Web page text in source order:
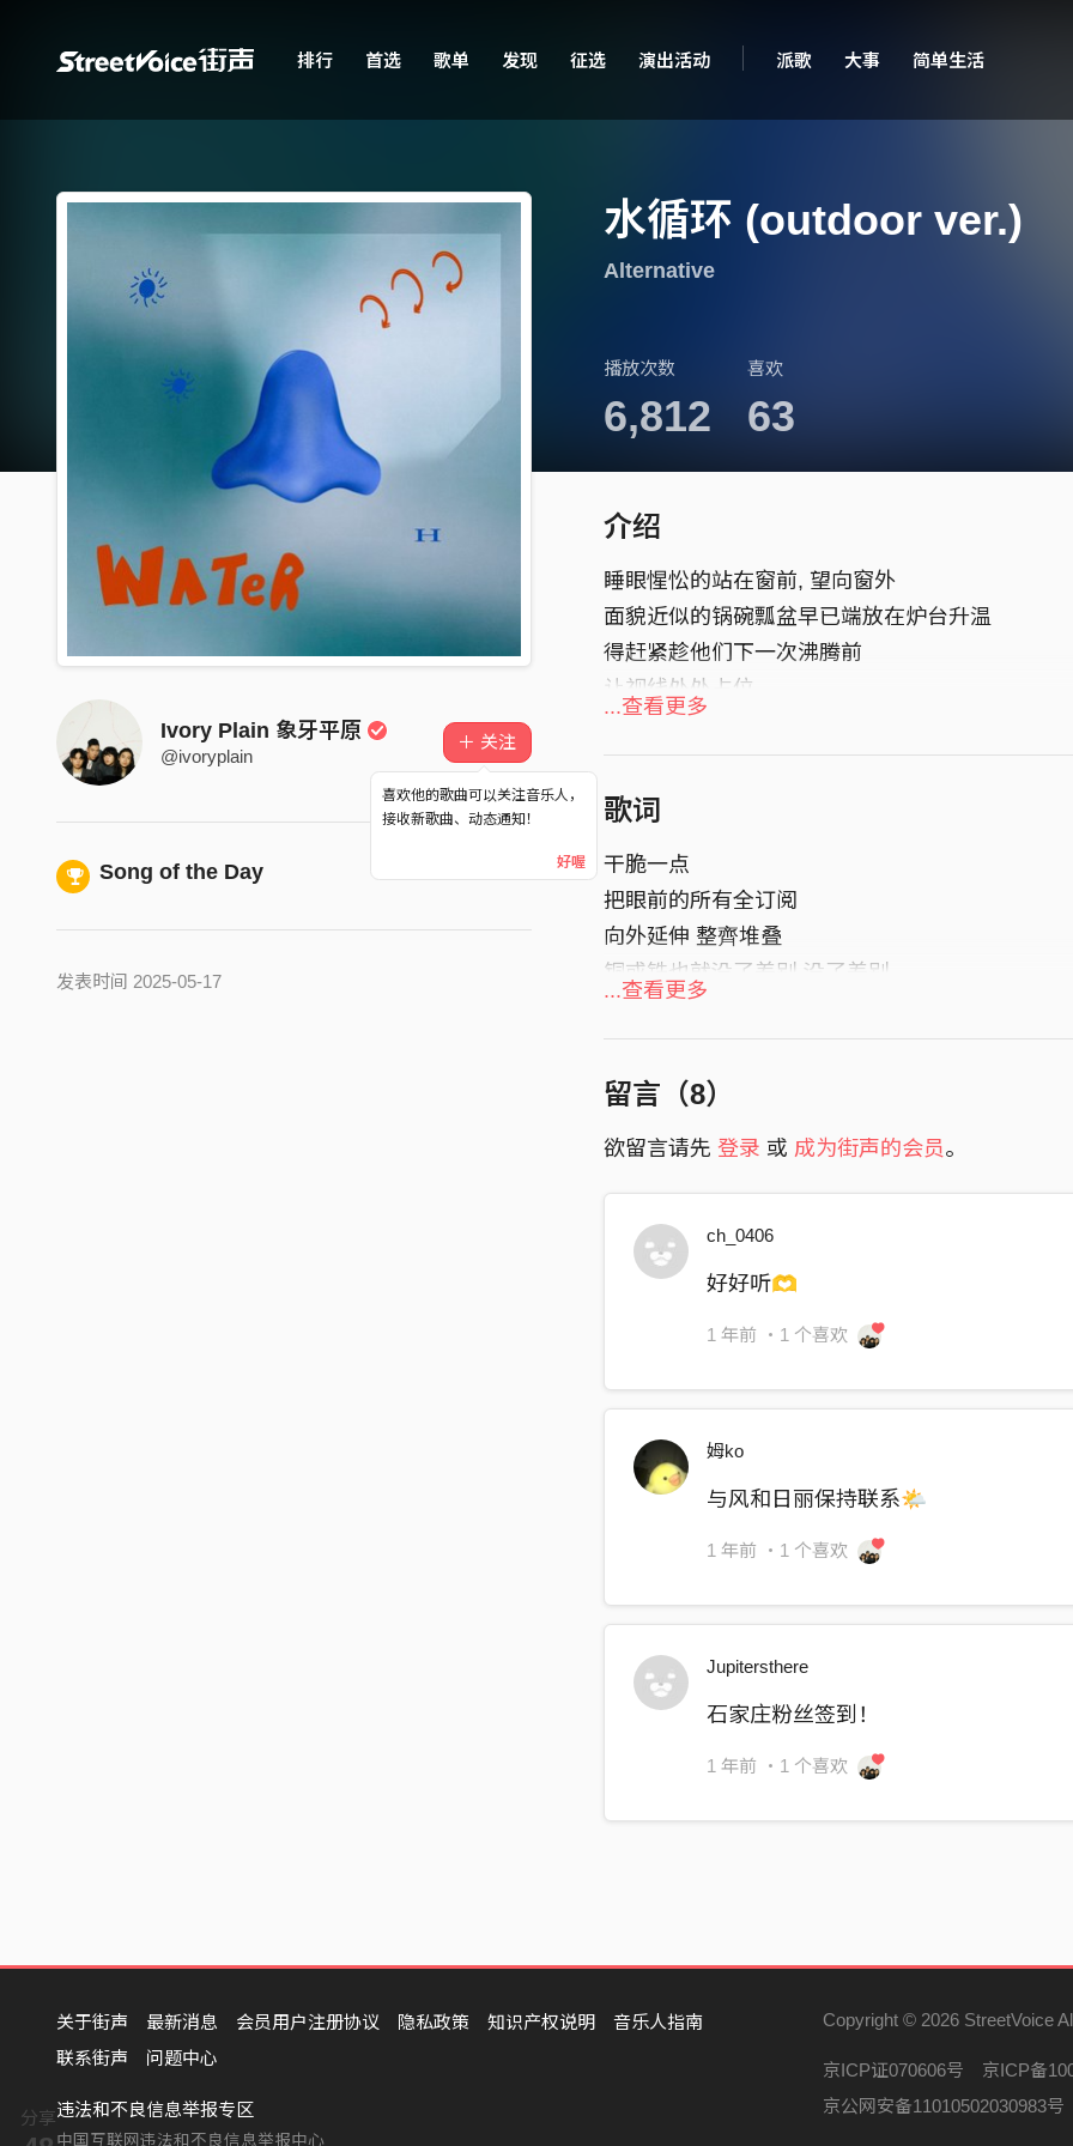
排行 首选 歌单 发现 征选 演出活动 派歌 大事 简单生活
分享
水循环 (outdoor ver.)
Alternative
播放次数
6,812
喜欢
63
Ivory Plain 象牙平原
@ivoryplain
＋ 关注
喜欢他的歌曲可以关注音乐人，
接收新歌曲、动态通知！
好喔
Song of the Day
发表时间 2025-05-17
介绍
睡眼惺忪的站在窗前, 望向窗外
面貌近似的锅碗瓢盆早已端放在炉台升温
得赶紧趁他们下一次沸腾前
让视线处处占位
让外头世界顺利地攀附心上
__________________
Song Credit:
作词 Lyricist｜周冠勋 Danny Chou
作曲 Composer｜林劭衡 Ryan Lin、周冠勋
编曲 Arranger｜林劭衡 Ryan Lin、蒋铭皓
-
电吉他 Electric Guitars｜林劭衡 Ryan Lin、宋
主唱 Lead Vocals｜周冠勋 Danny Chou
和声编写 Chorus｜周冠勋 Danny Chou
执行协力｜赖欣宜 Lao2
歌曲文案｜周冠勋 HSUN、宋泰 Tim Song
...查看更多
歌词
干脆⼀点
把眼前的所有全订阅
向外延伸 整⿑堆叠
铜或铁也就没了差别 没了差别
向外延伸 整⿑堆叠
随时可能分割的空间
再说⼀遍 再说⼀遍
我清楚地听⾒你
破冰⽽出的问题
你滚烫地准备换气
我才正要结冰
与⾵和⽇丽保持联系
我不确定那是你
要⽐昨天清醒
有⼀双我的眼睛
...查看更多
留言（8）
欲留言请先 登录 或 成为街声的会员。
ch_0406
好好听🫶
1 年前 ・1 个喜欢
姆ko
与风和日丽保持联系🌤️
1 年前 ・1 个喜欢
Jupitersthere
石家庄粉丝签到！
1 年前 ・1 个喜欢
关于街声 最新消息 会员用户注册协议 隐私政策 知识产权说明
音乐人指南
联系街声
问题中心
违法和不良信息举报专区
中国互联网违法和不良信息举报中心
Copyright © 2026 StreetVoice
京ICP证070606号
京ICP备
京公网安备11010502030983号